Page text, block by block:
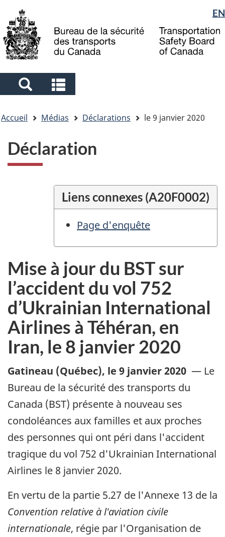
to
main
to
"About
government"
à
la
Sélection
de
la
langue
EN
Search
and
menus
and
menus
êtes
ici
Accueil Médias Déclarations le 9 janvier 2020
Déclaration
Liens connexes (A20F0002)
Page d'enquête
Mise à jour du BST sur
l’accident du vol 752
d’Ukrainian International
Airlines à Téhéran, en
Iran, le 8 janvier 2020
Gatineau (Québec), le 9 janvier 2020 — Le
Bureau de la sécurité des transports du
Canada (BST) présente à nouveau ses
condoléances aux familles et aux proches
des personnes qui ont péri dans l'accident
tragique du vol 752 d'Ukrainian International
Airlines le 8 janvier 2020.
En vertu de la partie 5.27 de l'Annexe 13 de la
Convention relative à l'aviation civile
internationale, régie par l'Organisation de